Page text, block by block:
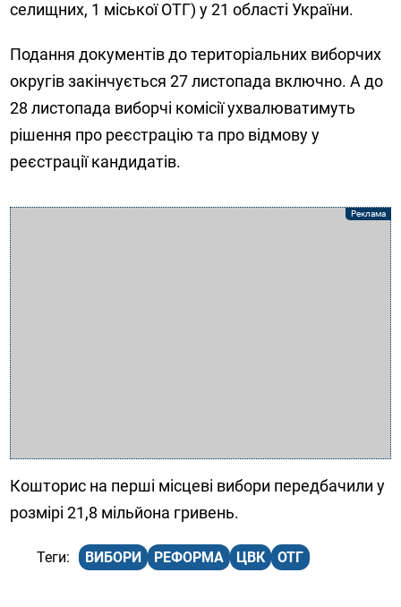
селищних, 1 міської ОТГ) у 21 області України.
Подання документів до територіальних виборчих
округів закінчується 27 листопада включно. А до
28 листопада виборчі комісії ухвалюватимуть
рішення про реєстрацію та про відмову у
реєстрації кандидатів.
Кошторис на перші місцеві вибори передбачили у
розмірі 21,8 мільйона гривень.
ВИБОРИ РЕФОРМА ЦВК ОТГ